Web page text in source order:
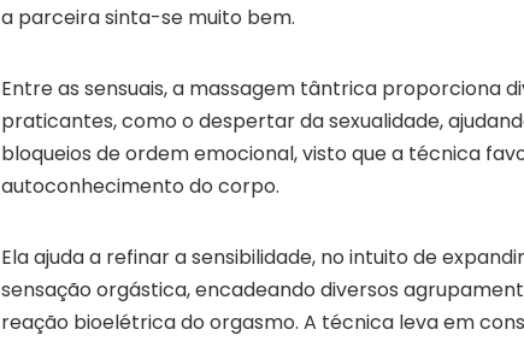
a parceira sinta-se muito bem.
Entre as sensuais, a massagem tântrica proporciona
praticantes, como o despertar da sexualidade,
bloqueios de ordem emocional, visto que a técnica
autoconhecimento do corpo.
Ela ajuda a refinar a sensibilidade, no intuito de
sensação orgástica, encadeando diversos
reação bioelétrica do orgasmo. A técnica leva em